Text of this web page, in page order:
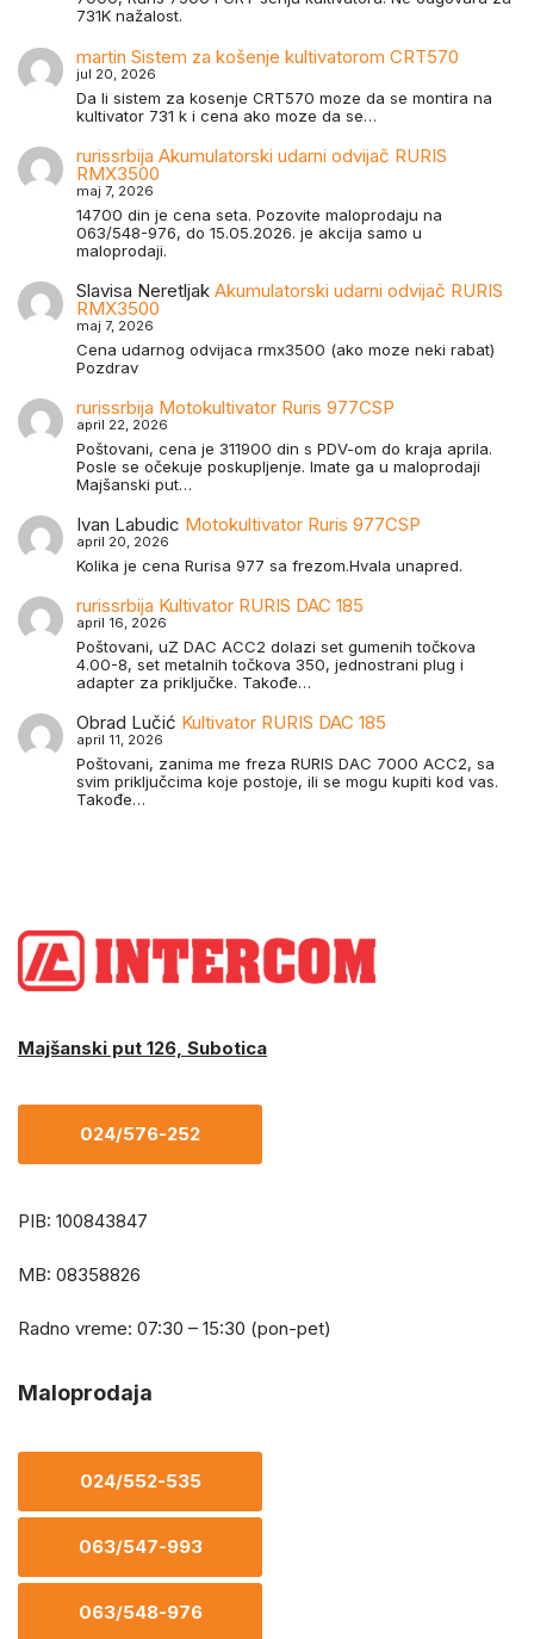
731K nažalost.
martin Sistem za košenje kultivatorom CRT570
jul 20, 2026
Da li sistem za kosenje CRT570 moze da se montira na
kultivator 731 k i cena ako moze da se…
rurissrbija Akumulatorski udarni odvijač RURIS
RMX3500
maj 7, 2026
14700 din je cena seta. Pozovite maloprodaju na
063/548-976, do 15.05.2026. je akcija samo u
maloprodaji.
Slavisa Neretljak Akumulatorski udarni odvijač RURIS
RMX3500
maj 7, 2026
Cena udarnog odvijaca rmx3500 (ako moze neki rabat)
Pozdrav
rurissrbija Motokultivator Ruris 977CSP
april 22, 2026
Poštovani, cena je 311900 din s PDV-om do kraja aprila.
Posle se očekuje poskupljenje. Imate ga u maloprodaji
Majšanski put…
Ivan Labudic Motokultivator Ruris 977CSP
april 20, 2026
Kolika je cena Rurisa 977 sa frezom.Hvala unapred.
rurissrbija Kultivator RURIS DAC 185
april 16, 2026
Poštovani, uZ DAC ACC2 dolazi set gumenih točkova
4.00-8, set metalnih točkova 350, jednostrani plug i
adapter za priključke. Takođe…
Obrad Lučić Kultivator RURIS DAC 185
april 11, 2026
Poštovani, zanima me freza RURIS DAC 7000 ACC2, sa
svim priključcima koje postoje, ili se mogu kupiti kod vas.
Takođe…
Majšanski put 126, Subotica
024/576-252
PIB: 100843847
MB: 08358826
Radno vreme: 07:30 – 15:30 (pon-pet)
Maloprodaja
024/552-535
063/547-993
063/548-976